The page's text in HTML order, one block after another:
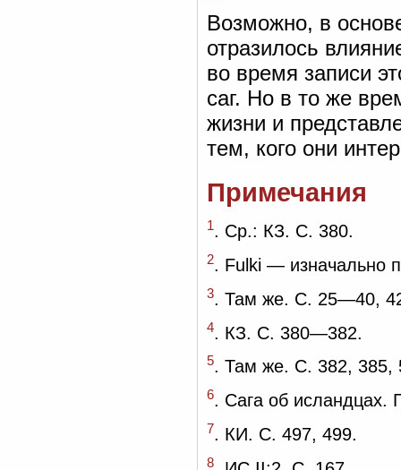
Возможно, в
отразилось
во время записи
саг. Но в то же
жизни и
тем, кого они
Примечания
1. Ср.: КЗ. С. 380.
2. Fulki — изначально
3. Там же. С. 25—40,
4 . КЗ. С. 380—382.
5. Там же. С. 382, 385,
6. Сага об исландцах.
7. КИ. С. 497, 499.
8